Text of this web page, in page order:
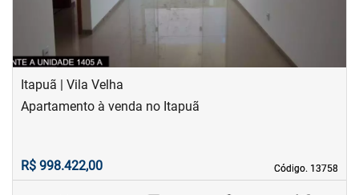
Itapuã | Vila Velha
Código. 13758
Código. 13758
Apartamento à venda no Itapuã
R$ 998.422,00